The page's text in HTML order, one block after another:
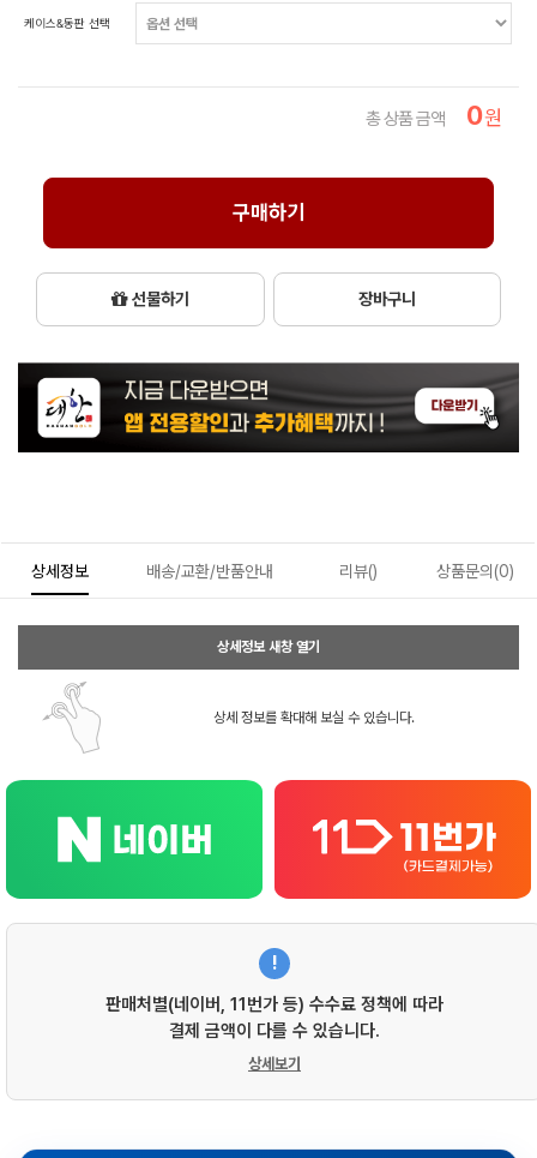
케이스&동판 선택
총 상품 금액 0원
구매하기
선물하기 장바구니
상세정보 배송/교환/반품안내 리뷰() 상품문의(0)
상세정보 새창 열기
상세 정보를 확대해 보실 수 있습니다.
!
판매처별(네이버, 11번가 등) 수수료 정책에 따라
결제 금액이 다를 수 있습니다.
상세보기